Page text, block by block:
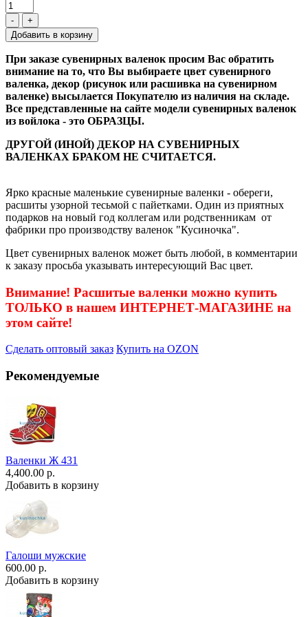
- +
При заказе сувенирных валенок просим Вас обратить
внимание на то, что Вы выбираете цвет сувенирного
валенка, декор (рисунок или расшивка на сувенирном
валенке) высылается Покупателю из наличия на складе.
Все представленные на сайте модели сувенирных валенок
из войлока - это ОБРАЗЦЫ.
ДРУГОЙ (ИНОЙ) ДЕКОР НА СУВЕНИРНЫХ
ВАЛЕНКАХ БРАКОМ НЕ СЧИТАЕТСЯ.
Ярко красные маленькие сувенирные валенки - обереги,
расшиты узорной тесьмой с пайетками. Один из приятных
подарков на новый год коллегам или родственникам от
фабрики про производству валенок "Кусиночка".
Цвет сувенирных валенок может быть любой, в комментарии
к заказу просьба указывать интересующий Вас цвет.
Внимание! Расшитые валенки можно купить
ТОЛЬКО в нашем ИНТЕРНЕТ-МАГАЗИНЕ на
этом сайте!
Сделать оптовый заказ Купить на OZON
Рекомендуемые
Валенки Ж 431
4,400.00 р.
Добавить в корзину
Галоши мужские
600.00 р.
Добавить в корзину